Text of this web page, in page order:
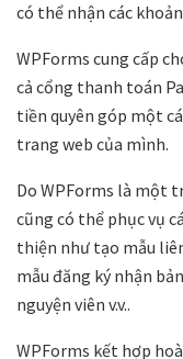
có thể nhận các
WPForms cung cấp
cả cổng thanh toán
tiền quyên góp một
trang web của mình.
Do WPForms là một
cũng có thể phục vụ
thiện như tạo mẫu
mẫu đăng ký nhận
nguyện viên v.v..
WPForms kết hợp